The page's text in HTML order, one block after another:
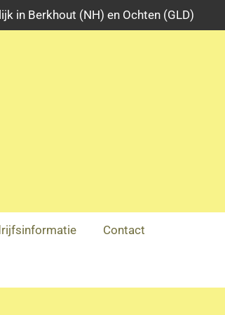
in Berkhout (NH) en Ochten (GLD)
Contact